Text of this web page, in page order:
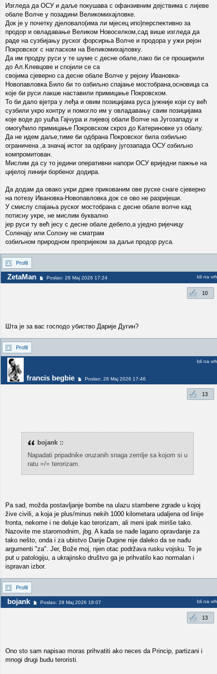
Изгледа да ОСУ и даље покушава с офанзивним дејствима с лијеве
обале Волче у позадини Великомихајловке.
Док је у почетку дјеловало(има ли мјесец ипо)перспективно за
продор и овладавање Великом Новоселком,сад више изгледа да
раде на сузбијању руског форсирња Волче и продора у ужи рејон
Покровског с нагласком на Великомихајловку.
Да им продру руси у те шуме с десне обале,лако би се проширили
до Ал.Клевцове и спојили се са
својима сјеверно са десне обале Волче у рејону Ивановка-
Новопавловка.Било би то озбиљно спајање мостобрана,основица са
које би руси лакше наставили примицање Покровском.
То би дало вјетра у леђа и овим позицијама руса јужније који су већ
сузбили укро контру и помогло им у овладавању свим позицијама
које воде до ушћа Гајчура и лијевој обали Волче на Југозападу и
омогућило примицање Покровском скроз до Катериновке уз обалу.
Да не идем даље,тиме би одбрана Покровског била озбиљно
ограничена ,а значај истог за одбрану југозапада ОСУ озбиљно
компромитован.
Мислим да су то једини оперативни напори ОСУ вриједни пажње на
цијелој линији борбеног додира.
Да додам да овако укри држе прикованим ове руске снаге сјеверно
на потезу Ивановка-Новопавловка док се ово не разријеши.
У смислу спајања руског мостобрана с десне обале волче кад
потисну укре, не мислим буквално
јер руси ту већ јесу с десне обале дебело,а уједно ријечицу
Соленају или Солону не сматрам
озбиљном природном препријеком за даљи продор руса.
Profil
ZetaMan Poslao: 28 Maj 2026 17:24 Idi na vrh
10
Шта је за вас господо убиство Дарије Дугин?
Profil
francis begbie Poslao: 28 Maj 2026 17:46
Idi na vrh
13
bojank ::
Napadati pripadnike oruzanih snaga zemlje sa kojom si u
ratu =/= terorizam.
Pa sad, možda postavljanje bombe na ulazu stambene zgrade u kojoj
žive civili, a koja je plus/minus nekih 1000 kilometara udaljena od linije
fronta, nekome i ne deluje kao terorizam, ali meni ipak miriše tako.
Nazovite me staromodnim, jbg. A kada se nađe lagano opravdanje za
tako nešto, onda i za ubistvo Darije Dugine nije daleko da se nađu
argumenti "za". Jer, Bože moj, njen otac podržava rusku vojsku. To je
put u patologiju, a ukrajinsko društvo ga je prihvatilo kao normalan i
ispravan izbor.
Profil
bojank Poslao: 28 Maj 2026 18:07 Idi na vrh
13
Ono sto sam napisao moras prihvatiti ako neces da Princip, partizani i
mnogi drugi budu teroristi.